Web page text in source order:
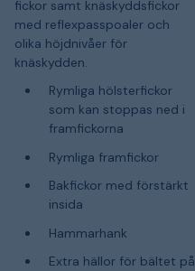
fickor samt knäskyddsfickor
med reflexpasspoaler och
olika höjdnivåer för
knäskydden.
Rymliga hölsterfickor
som kan stoppas ned i
framfickorna
Rymliga framfickor
Bakfickor med förstärkt
insida
Hammarhank
Extra hällor för bältet på